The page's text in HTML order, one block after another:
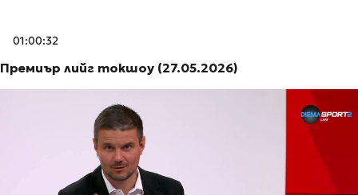
01:00:32
Премиър лийг токшоу (27.05.2026)